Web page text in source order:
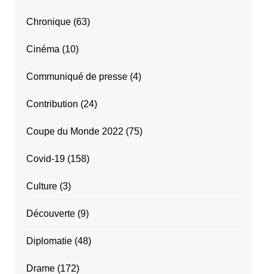
Chronique(63)
Cinéma (10)
Communiqué de presse(4)
Contribution (24)
Coupe du Monde 2022 (75)
Covid-19(158)
Culture(3)
Découverte(9)
Diplomatie(48)
Drame(172)